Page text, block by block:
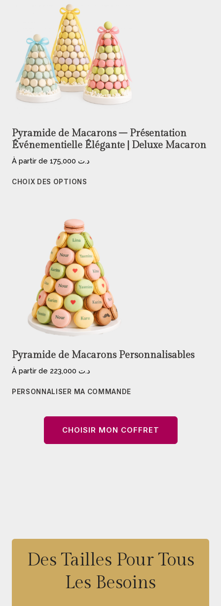
Pyramide de Macarons – Présentation
Événementielle Élégante | Deluxe Macaron
À partir de د.ت
CHOIX DES OPTIONS
Pyramide de Macarons Personnalisables
À partir de د.ت
PERSONNALISER MA COMMANDE
CHOISIR MON COFFRET
Des Tailles Pour Tous
Les Besoins